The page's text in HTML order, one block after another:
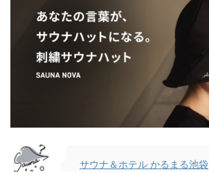
サウナ＆ホテル かるまる池袋